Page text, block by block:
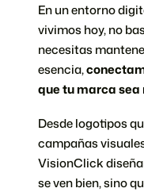
En un entorno
vivimos hoy, no
necesitas
esencia,
que tu marca
Desde logotipos
campañas
VisionClick
se ven bien, sino